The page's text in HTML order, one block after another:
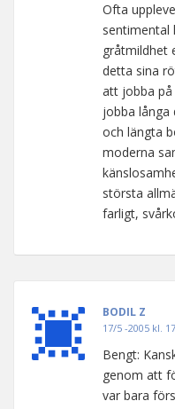
Ofta
sentimental
gråtmildhet
detta sina
att jobba på
jobba långa
och längta
moderna
största
farligt,
BODIL Z
17/5 -2005 kl.
Bengt:
genom att
var bara